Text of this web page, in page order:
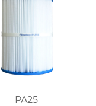
PA25